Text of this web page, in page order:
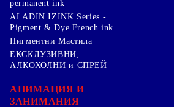
permanent ink
ALADIN IZINK Series -
Pigment & Dye French ink
Пигментни Мастила
ЕКСКЛУЗИВНИ,
АЛКОХОЛНИ и СПРЕЙ
АНИМАЦИЯ И
ЗАНИМАНИЯ